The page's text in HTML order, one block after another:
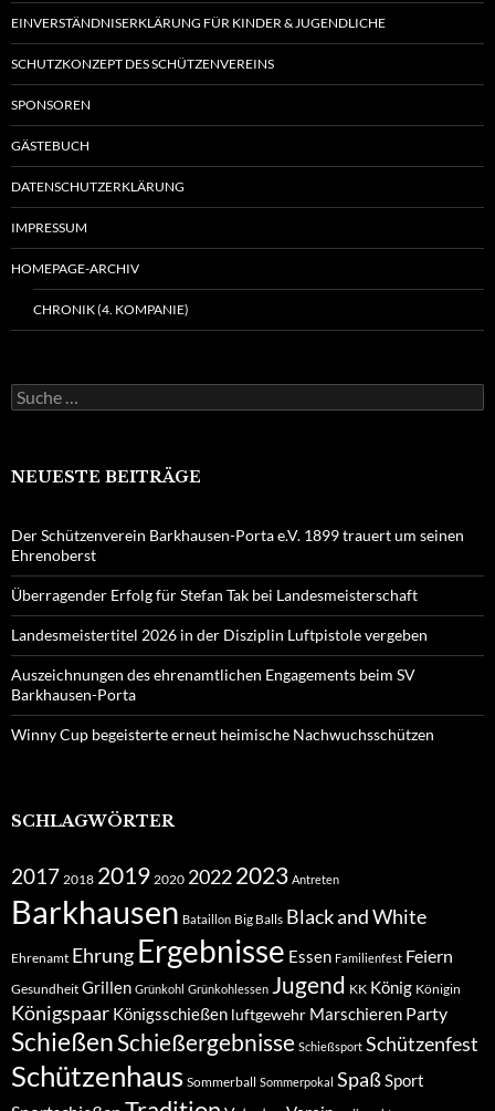
EINVERSTÄNDNISERKLÄRUNG FÜR KINDER & JUGENDLICHE
SCHUTZKONZEPT DES SCHÜTZENVEREINS
SPONSOREN
GÄSTEBUCH
DATENSCHUTZERKLÄRUNG
IMPRESSUM
HOMEPAGE-ARCHIV
CHRONIK (4. KOMPANIE)
Suche
nach:
NEUESTE BEITRÄGE
Der Schützenverein Barkhausen-Porta e.V. 1899 trauert um seinen
Ehrenoberst
Überragender Erfolg für Stefan Tak bei Landesmeisterschaft
Landesmeistertitel 2026 in der Disziplin Luftpistole vergeben
Auszeichnungen des ehrenamtlichen Engagements beim SV
Barkhausen-Porta
Winny Cup begeisterte erneut heimische Nachwuchsschützen
SCHLAGWÖRTER
2017 2018 2019 2020 20222023 Antreten
Barkhausen Bataillon Big Balls Black and White
Ehrenamt Ehrung Ergebnisse Essen Familienfest Feiern
Gesundheit Grillen Grünkohl Grünkohlessen Jugend KK König Königin
Königspaar Königsschießen luftgewehr Marschieren Party
SchießenSchießergebnisse Schießsport Schützenfest
Schützenhaus Sommerball Sommerpokal Spaß Sport